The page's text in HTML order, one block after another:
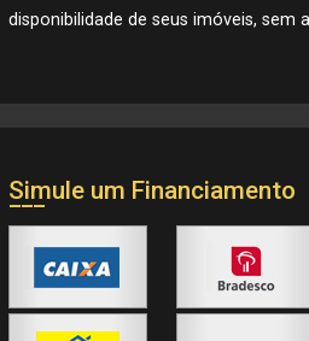
disponibilidade de seus imóveis, sem
Simule um Financiamento